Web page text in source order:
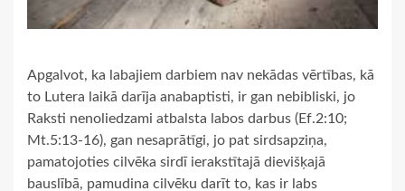
Apgalvot, ka labajiem darbiem nav nekādas vērtības, kā
to Lutera laikā darīja anabaptisti, ir gan nebibliski, jo
Raksti nenoliedzami atbalsta labos darbus (Ef.2:10;
Mt.5:13-16), gan nesaprātīgi, jo pat sirdsapziņa,
pamatojoties cilvēka sirdī ierakstītajā dievišķajā
bauslībā, pamudina cilvēku darīt to, kas ir labs